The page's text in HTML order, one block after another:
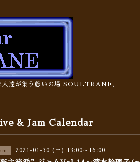
人達が集う憩いの場 SOULTRANE。
& Jam Calendar
2021-01-30 (土) 13:00～16:00